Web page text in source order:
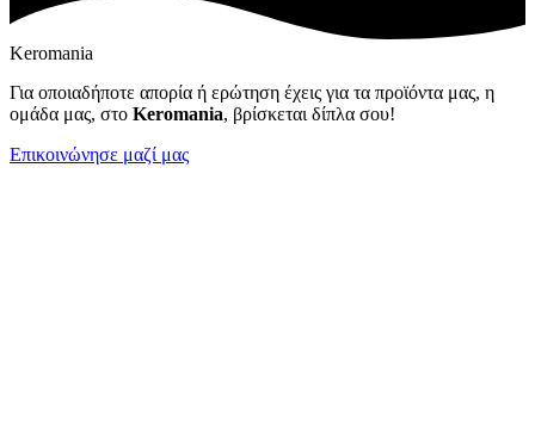
Keromania
Για οποιαδήποτε απορία ή ερώτηση έχεις για τα προϊόντα μας, η
ομάδα μας, στο Keromania, βρίσκεται δίπλα σου!
Επικοινώνησε μαζί μας